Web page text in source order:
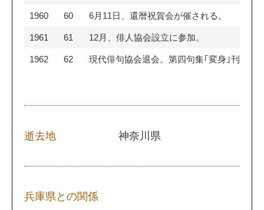
1960 60 6月11日、還暦祝賀会が催される。
1961 61 12月、俳人協会設立に参加。
1962 62 現代俳句協会退会。第四句集｢変身｣刊行。
逝去地 神奈川県
兵庫県との関係